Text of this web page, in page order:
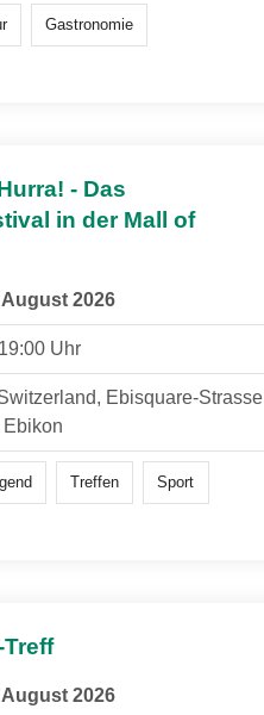
Gastronomie
- Das
in der Mall of
August 2026
Uhr
Ebisquare-Strasse
Ebikon
Treffen Sport
August 2026